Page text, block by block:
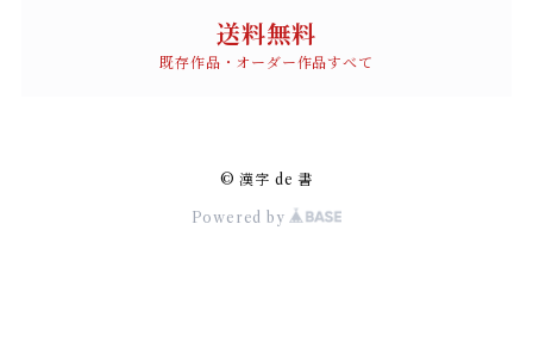
送料無料
既存作品・オーダー作品すべて
© 漢字 de 書
Powered by